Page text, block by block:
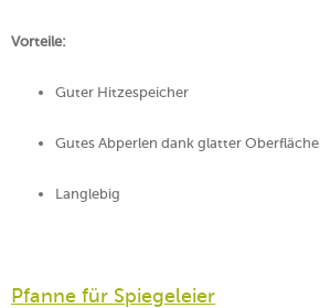
Vorteile:
Guter Hitzespeicher
Gutes Abperlen dank glatter Oberfläche
Langlebig
Pfanne für Spiegeleier